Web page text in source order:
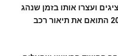
ועצרו אותו בזמן שנהג
בטויוטה קורולה משנת 2014 התואם את תיאור רכב